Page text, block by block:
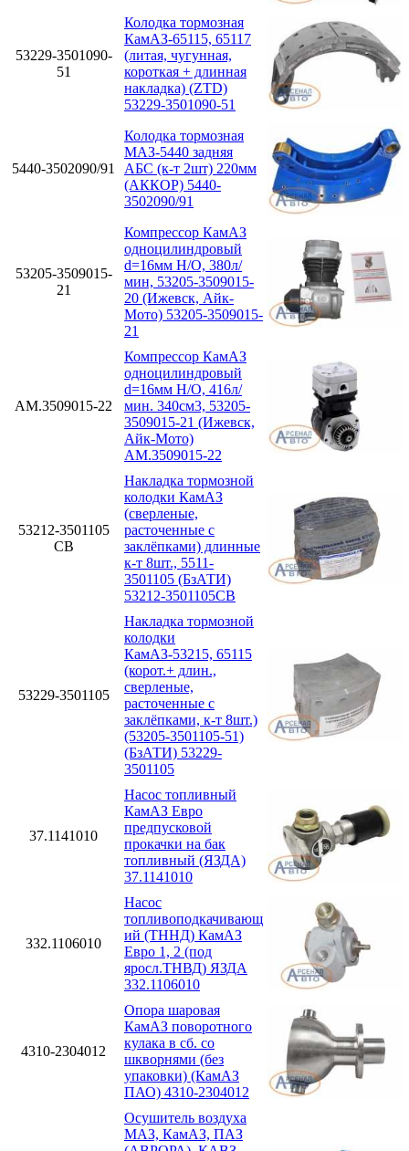
53229-3501090-
51
Колодка тормозная
КамАЗ-65115, 65117
(литая, чугунная,
короткая + длинная
накладка) (ZTD)
53229-3501090-51
5440-3502090/91
Колодка тормозная
МАЗ-5440 задняя
АБС (к-т 2шт) 220мм
(АККОР) 5440-
3502090/91
53205-3509015-
21
Компрессор КамАЗ
одноцилиндровый
d=16мм Н/О, 380л/
мин, 53205-3509015-
20 (Ижевск, Айк-
Мото) 53205-3509015-
21
АМ.3509015-22
Компрессор КамАЗ
одноцилиндровый
d=16мм Н/О, 416л/
мин. 340см3, 53205-
3509015-21 (Ижевск,
Айк-Мото)
АМ.3509015-22
53212-3501105
СВ
Накладка тормозной
колодки КамАЗ
(сверленые,
расточенные с
заклёпками) длинные
к-т 8шт., 5511-
3501105 (БзАТИ)
53212-3501105СВ
53229-3501105
Накладка тормозной
колодки
КамАЗ-53215, 65115
(корот.+ длин.,
сверленые,
расточенные с
заклёпками, к-т 8шт.)
(53205-3501105-51)
(БзАТИ) 53229-
3501105
37.1141010
Насос топливный
КамАЗ Евро
предпусковой
прокачки на бак
топливный (ЯЗДА)
37.1141010
332.1106010
Насос
топливоподкачивающ
ий (ТННД) КамАЗ
Евро 1, 2 (под
яросл.ТНВД) ЯЗДА
332.1106010
4310-2304012
Опора шаровая
КамАЗ поворотного
кулака в сб. со
шкворнями (без
упаковки) (КамАЗ
ПАО) 4310-2304012
Осушитель воздуха
МАЗ, КамАЗ, ПАЗ